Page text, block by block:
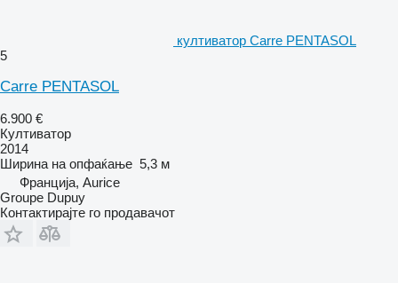
култиватор Carre PENTASOL
5
Carre PENTASOL
6.900 €
Култиватор
2014
Ширина на опфаќање 5,3 м
Франција, Aurice
Groupe Dupuy
Контактирајте го продавачот